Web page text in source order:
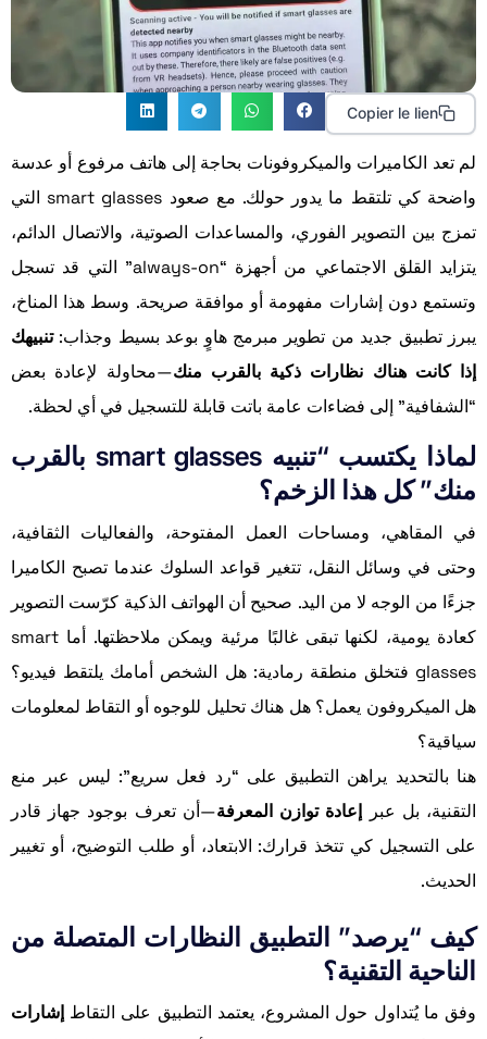
Copier le lien
لم تعد الكاميرات والميكروفونات بحاجة إلى هاتف مرفوع أو عدسة
واضحة كي تلتقط ما يدور حولك. مع صعود smart glasses التي
تمزج بين التصوير الفوري، والمساعدات الصوتية، والاتصال الدائم،
يتزايد القلق الاجتماعي من أجهزة “always-on” التي قد تسجل
وتستمع دون إشارات مفهومة أو موافقة صريحة. وسط هذا المناخ،
يبرز تطبيق جديد من تطوير مبرمج هاوٍ بوعد بسيط وجذاب:تنبيهك
إذا كانت هناك نظارات ذكية بالقرب منك—محاولة لإعادة بعض
“الشفافية” إلى فضاءات عامة باتت قابلة للتسجيل في أي لحظة.
لماذا يكتسب “تنبيه smart glasses بالقرب
منك” كل هذا الزخم؟
في المقاهي، ومساحات العمل المفتوحة، والفعاليات الثقافية،
وحتى في وسائل النقل، تتغير قواعد السلوك عندما تصبح الكاميرا
جزءًا من الوجه لا من اليد. صحيح أن الهواتف الذكية كرّست التصوير
كعادة يومية، لكنها تبقى غالبًا مرئية ويمكن ملاحظتها. أما smart
glasses فتخلق منطقة رمادية: هل الشخص أمامك يلتقط فيديو؟
هل الميكروفون يعمل؟ هل هناك تحليل للوجوه أو التقاط لمعلومات
سياقية؟
هنا بالتحديد يراهن التطبيق على “رد فعل سريع”: ليس عبر منع
التقنية، بل عبر إعادة توازن المعرفة—أن تعرف بوجود جهاز قادر
على التسجيل كي تتخذ قرارك: الابتعاد، أو طلب التوضيح، أو تغيير
الحديث.
كيف “يرصد” التطبيق النظارات المتصلة من
الناحية التقنية؟
وفق ما يُتداول حول المشروع، يعتمد التطبيق على التقاط إشارات